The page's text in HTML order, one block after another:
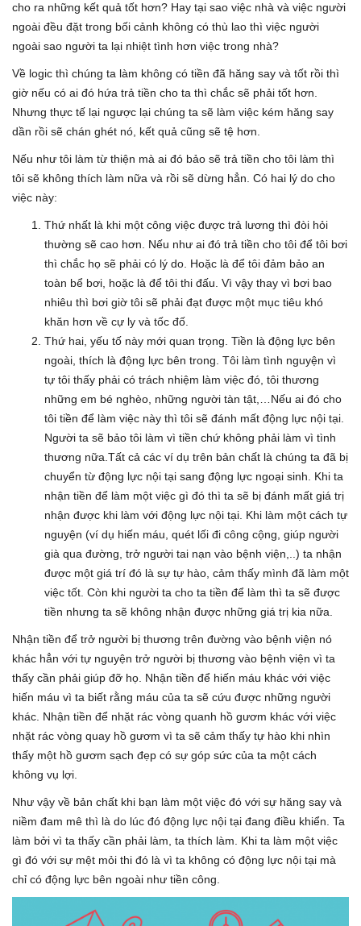
cho ra những kết quả tốt hơn? Hay tại sao việc nhà và việc người
ngoài đều đặt trong bối cảnh không có thù lao thì việc người
ngoài sao người ta lại nhiệt tình hơn việc trong nhà?
Về logic thì chúng ta làm không có tiền đã hăng say và tốt rồi thì
giờ nếu có ai đó hứa trả tiền cho ta thì chắc sẽ phải tốt hơn.
Nhưng thực tế lại ngược lại chúng ta sẽ làm việc kém hăng say
dần rồi sẽ chán ghét nó, kết quả cũng sẽ tệ hơn.
Nếu như tôi làm từ thiện mà ai đó bảo sẽ trả tiền cho tôi làm thì
tôi sẽ không thích làm nữa và rồi sẽ dừng hẳn. Có hai lý do cho
việc này:
Thứ nhất là khi một công việc được trả lương thì đòi hỏi
thường sẽ cao hơn. Nếu như ai đó trả tiền cho tôi để tôi bơi
thì chắc họ sẽ phải có lý do. Hoặc là để tôi đảm bảo an
toàn bể bơi, hoặc là để tôi thi đấu. Vì vậy thay vì bơi bao
nhiêu thì bơi giờ tôi sẽ phải đạt được một mục tiêu khó
khăn hơn về cự ly và tốc đố.
Thứ hai, yếu tố này mới quan trọng. Tiền là động lực bên
ngoài, thích là động lực bên trong. Tôi làm tình nguyện vì
tự tôi thấy phải có trách nhiệm làm việc đó, tôi thương
những em bé nghèo, những người tàn tật,…Nếu ai đó cho
tôi tiền để làm việc này thì tôi sẽ đánh mất động lực nội tại.
Người ta sẽ bảo tôi làm vì tiền chứ không phải làm vì tình
thương nữa.Tất cả các ví dụ trên bản chất là chúng ta đã bị
chuyển từ động lực nội tại sang động lực ngoại sinh. Khi ta
nhận tiền để làm một việc gì đó thì ta sẽ bị đánh mất giá trị
nhận được khi làm với động lực nội tại. Khi làm một cách tự
nguyện (ví dụ hiến máu, quét lối đi công cộng, giúp người
già qua đường, trở người tai nạn vào bệnh viện,..) ta nhận
được một giá trí đó là sự tự hào, cảm thấy mình đã làm một
việc tốt. Còn khi người ta cho ta tiền để làm thì ta sẽ được
tiền nhưng ta sẽ không nhận được những giá trị kia nữa.
Nhận tiền để trở người bị thương trên đường vào bệnh viện nó
khác hẳn với tự nguyện trở người bị thương vào bệnh viện vì ta
thấy cần phải giúp đỡ họ. Nhận tiền để hiến máu khác với việc
hiến máu vì ta biết rằng máu của ta sẽ cứu được những người
khác. Nhận tiền để nhặt rác vòng quanh hồ gươm khác với việc
nhặt rác vòng quay hồ gươm vì ta sẽ cảm thấy tự hào khi nhìn
thấy một hồ gươm sạch đẹp có sự góp sức của ta một cách
không vụ lợi.
Như vậy về bản chất khi bạn làm một việc đó với sự hăng say và
niềm đam mê thì là do lúc đó động lực nội tại đang điều khiển. Ta
làm bởi vì ta thấy cần phải làm, ta thích làm. Khi ta làm một việc
gì đó với sự mệt mỏi thi đó là vì ta không có động lực nội tại mà
chỉ có động lực bên ngoài như tiền công.